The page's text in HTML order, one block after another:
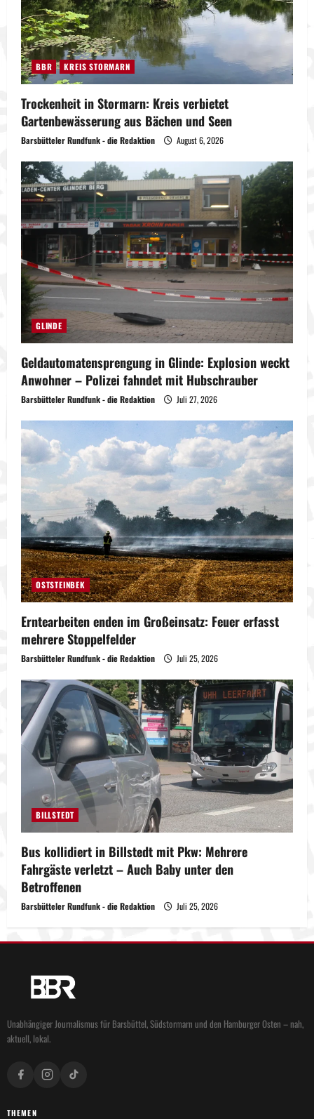
BBR KREIS STORMARN
Trockenheit in Stormarn: Kreis verbietet
Gartenbewässerung aus Bächen und Seen
Barsbütteler Rundfunk - die Redaktion August 6, 2026
GLINDE
Geldautomatensprengung in Glinde: Explosion weckt
Anwohner – Polizei fahndet mit Hubschrauber
Barsbütteler Rundfunk - die Redaktion Juli 27, 2026
OSTSTEINBEK
Erntearbeiten enden im Großeinsatz: Feuer erfasst
mehrere Stoppelfelder
Barsbütteler Rundfunk - die Redaktion Juli 25, 2026
BILLSTEDT
Bus kollidiert in Billstedt mit Pkw: Mehrere
Fahrgäste verletzt – Auch Baby unter den
Betroffenen
Barsbütteler Rundfunk - die Redaktion Juli 25, 2026
Unabhängiger Journalismus für Barsbüttel, Südstormarn und den Hamburger Osten – nah,
aktuell, lokal.
THEMEN